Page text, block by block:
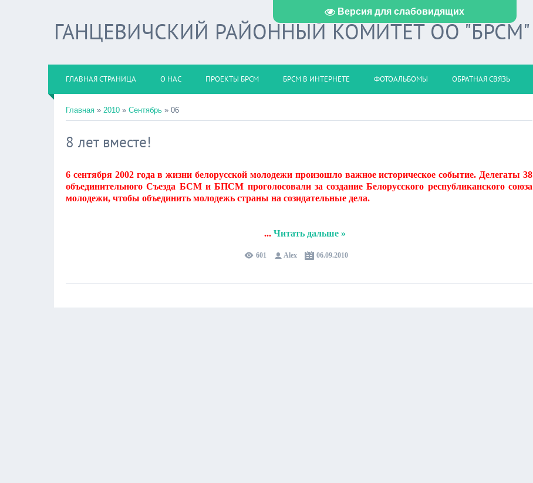
Версия для слабовидящих
ГАНЦЕВИЧСКИЙ РАЙОННЫЙ КОМИТЕТ ОО "БРСМ"
ГЛАВНАЯ СТРАНИЦА О НАС ПРОЕКТЫ БРСМ БРСМ В ИНТЕРНЕТЕ ФОТОАЛЬБОМЫ ОБРАТНАЯ СВЯЗЬ
Главная » 2010 » Сентябрь » 06
8 лет вместе!
6 сентября 2002 года в жизни белорусской молодежи произошло важное историческое событие. Делегаты 38
объединительного Съезда БСМ и БПСМ проголосовали за создание Белорусского республиканского союза
молодежи, чтобы объединить молодежь страны на созидательные дела.
... Читать дальше »
601 Alex 06.09.2010